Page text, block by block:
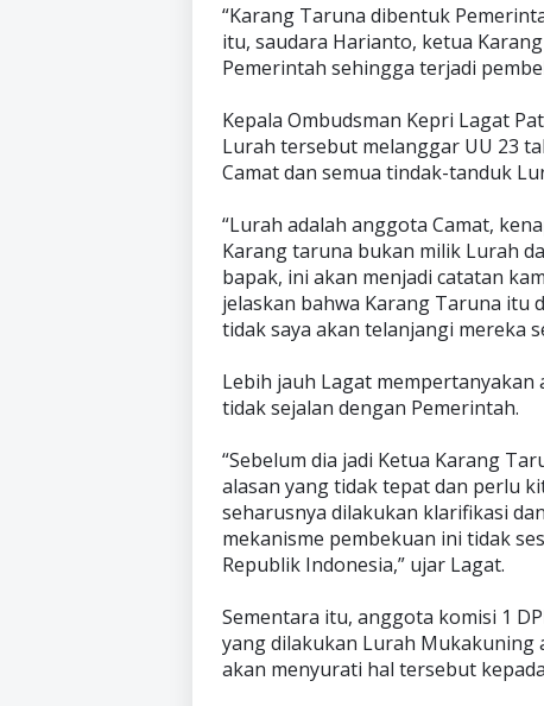
“Karang Taruna dibentuk
itu, saudara Harianto, ketua
Pemerintah sehingga terjadi
Kepala Ombudsman Kepri Lagat
Lurah tersebut melanggar UU 23
Camat dan semua tindak-tanduk
“Lurah adalah anggota Camat,
Karang taruna bukan milik Lurah
bapak, ini akan menjadi catatan
jelaskan bahwa Karang Taruna itu
tidak saya akan telanjangi mereka
Lebih jauh Lagat
tidak sejalan dengan Pemerintah.
“Sebelum dia jadi Ketua Karang
alasan yang tidak tepat dan perlu
seharusnya dilakukan klarifikasi
mekanisme pembekuan ini tidak
Republik Indonesia,” ujar Lagat.
Sementara itu, anggota komisi 1
yang dilakukan Lurah Mukakuning
akan menyurati hal tersebut